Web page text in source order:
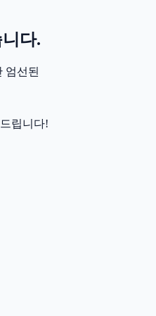
다.
엄선된
립니다!